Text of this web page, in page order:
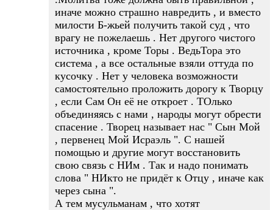
иначе можно страшно навредить , и вместо
милости Б-жьей получить такой суд , что
врагу не пожелаешь . Нет другого чистого
источника , кроме Торы . ВедьТора это
система , а все остальные взяли оттуда по
кусочку . Нет у человека возможности
самостоятельно проложить дорогу к Творцу
, если Сам Он её не откроет . ТОлько
объединяясь с нами , народы могут обрести
спасение . Творец называет нас " Сын Мой
, первенец Мой Исраэль ". С нашей
помощью и другие могут восстановить
свою связь с НИм . Так и надо понимать
слова " НИкто не придёт к Отцу , иначе как
через сына ".
А тем мусульманам , что хотят